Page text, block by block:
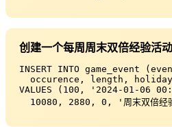
创建一个每周周末双倍经验活
INSERT INTO game_event
occurence, length,
VALUES (100, '2024-01-06
10080, 2880, 0, '周末双倍经